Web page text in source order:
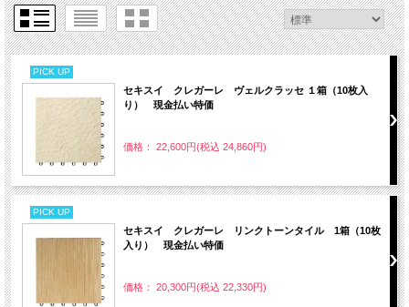
PICK UP
セキスイ クレガーレ ヴェルクラッセ １箱（10枚入
り） 現金払い特価
価格： 22,600円(税込 24,860円)
PICK UP
セキスイ クレガーレ リンクトーンタイル 1箱（10枚
入り） 現金払い特価
価格： 20,300円(税込 22,330円)